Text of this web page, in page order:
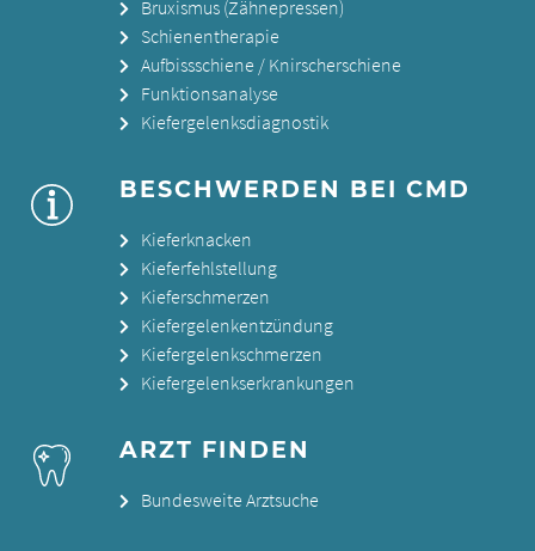
Bruxismus (Zähnepressen)
Schienentherapie
Aufbissschiene / Knirscherschiene
Funktionsanalyse
Kiefergelenksdiagnostik
BESCHWERDEN BEI CMD
Kieferknacken
Kieferfehlstellung
Kieferschmerzen
Kiefergelenkentzündung
Kiefergelenkschmerzen
Kiefergelenkserkrankungen
ARZT FINDEN
Bundesweite Arztsuche